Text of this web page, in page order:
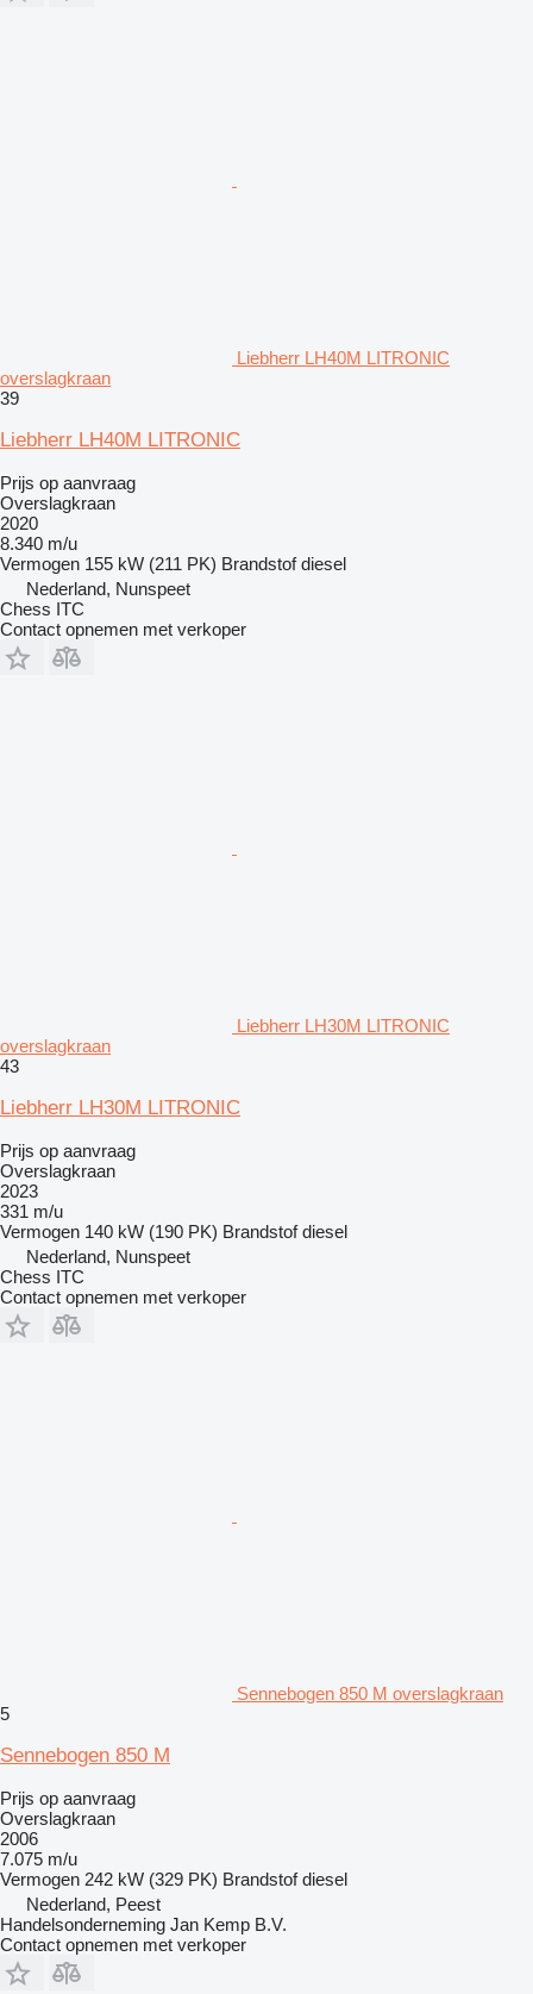
Liebherr LH40M LITRONIC
overslagkraan
39
Liebherr LH40M LITRONIC
Prijs op aanvraag
Overslagkraan
2020
8.340 m/u
Vermogen 155 kW (211 PK) Brandstof diesel
Nederland, Nunspeet
Chess ITC
Contact opnemen met verkoper
Liebherr LH30M LITRONIC
overslagkraan
43
Liebherr LH30M LITRONIC
Prijs op aanvraag
Overslagkraan
2023
331 m/u
Vermogen 140 kW (190 PK) Brandstof diesel
Nederland, Nunspeet
Chess ITC
Contact opnemen met verkoper
Sennebogen 850 M overslagkraan
5
Sennebogen 850 M
Prijs op aanvraag
Overslagkraan
2006
7.075 m/u
Vermogen 242 kW (329 PK) Brandstof diesel
Nederland, Peest
Handelsonderneming Jan Kemp B.V.
Contact opnemen met verkoper